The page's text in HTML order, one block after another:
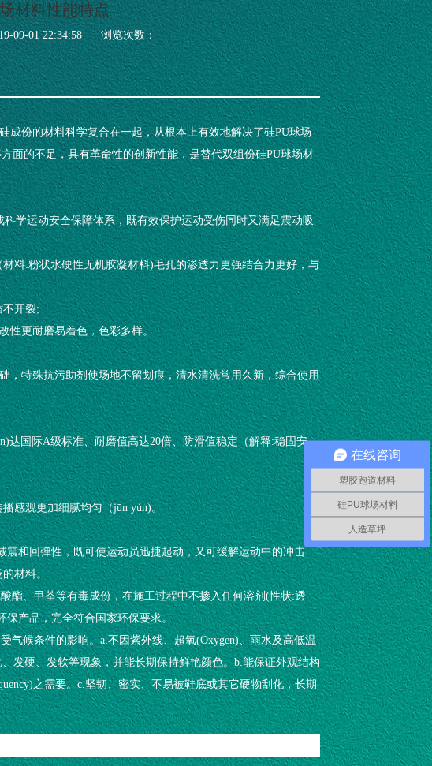
材料性能特点
09-01 22:34:58 浏览次数：
成份的材料科学复合在一起，从根本上有效地解决了硅PU球场
面的不足，具有革命性的创新性能，是替代双组份硅PU球场材
学运动安全保障体系，既有效保护运动受伤同时又满足震动吸
料:粉状水硬性无机胶凝材料)毛孔的渗透力更强结合力更好，与
不开裂;
性更耐磨易着色，色彩多样。
，特殊抗污助剂使场地不留划痕，清水清洗常用久新，综合使用
达国际A级标准、耐磨值高达20倍、防滑值稳定（解释:稳固安
感观更加细腻均匀（jūn yún)。
震和回弹性，既可使运动员迅捷起动，又可缓解运动中的冲击
的材料。
酯、甲荃等有毒成份，在施工过程中不掺入任何溶剂(性状:透
保产品，完全符合国家环保要求。
气候条件的影响。a.不因紫外线、超氧(Oxygen)、雨水及高低温
发硬、发软等现象，并能长期保持鲜艳颜色。b.能保证外观结构
之需要。c.坚韧、密实、不易被鞋底或其它硬物刮化，长期
在线咨询
塑胶跑道材料
硅PU球场材料
人造草坪